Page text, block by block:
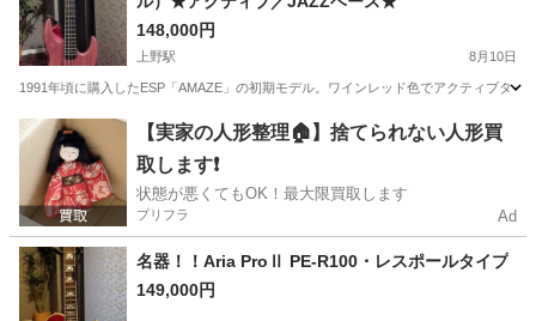
148,000円
上野駅 8月10日
1991年頃に購入したESP「AMAZE」の初期モデル。ワインレッド色でアクティブタ
東京 台東区 上野駅 弦楽器、ギター ESP
【実家の人形整理🏠】捨てられない人形買
取します❗️
状態が悪くてもOK！最大限買取します
プリフラ Ad
名器！！Aria ProⅡ PE-R100・レスポールタイプ
149,000円